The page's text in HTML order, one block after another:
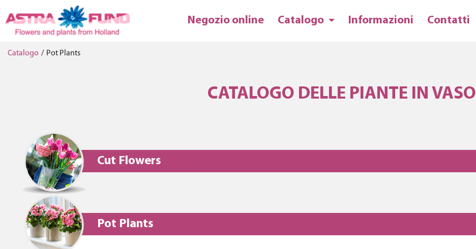
Negozio online Catalogo Informazioni Contatti
Catalogo / Pot Plants
CATALOGO DELLE PIANTE IN VASO
Cut Flowers
Pot Plants